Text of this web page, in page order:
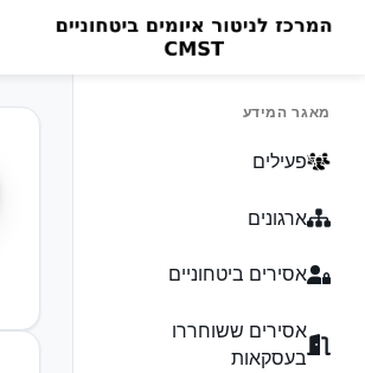
מאגר המידע
פעילים
ארגונים
אסירים ביטחוניים
אסירים ששוחררו
בעסקאות